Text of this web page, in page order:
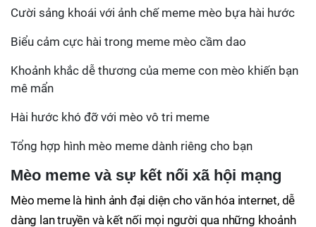
Cười sảng khoái với ảnh chế meme mèo bựa hài hước
Biểu cảm cực hài trong meme mèo cầm dao
Khoảnh khắc dễ thương của meme con mèo khiến bạn
mê mẩn
Hài hước khó đỡ với mèo vô tri meme
Tổng hợp hình mèo meme dành riêng cho bạn
Mèo meme và sự kết nối xã hội mạng
Mèo meme là hình ảnh đại diện cho văn hóa internet, dễ
dàng lan truyền và kết nối mọi người qua những khoảnh